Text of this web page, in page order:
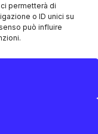
permetterà di
o ID unici su
può influire